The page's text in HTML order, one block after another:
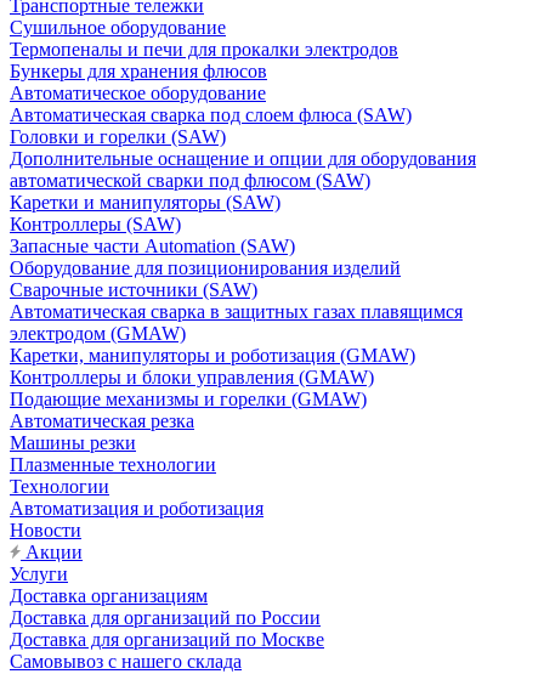
Транспортные тележки
Сушильное оборудование
Термопеналы и печи для прокалки электродов
Бункеры для хранения флюсов
Автоматическое оборудование
Автоматическая сварка под слоем флюса (SAW)
Головки и горелки (SAW)
Дополнительные оснащение и опции для оборудования
автоматической сварки под флюсом (SAW)
Каретки и манипуляторы (SAW)
Контроллеры (SAW)
Запасные части Automation (SAW)
Оборудование для позиционирования изделий
Сварочные источники (SAW)
Автоматическая сварка в защитных газах плавящимся
электродом (GMAW)
Каретки, манипуляторы и роботизация (GMAW)
Контроллеры и блоки управления (GMAW)
Подающие механизмы и горелки (GMAW)
Автоматическая резка
Машины резки
Плазменные технологии
Технологии
Автоматизация и роботизация
Новости
Акции
Услуги
Доставка организациям
Доставка для организаций по России
Доставка для организаций по Москве
Самовывоз с нашего склада